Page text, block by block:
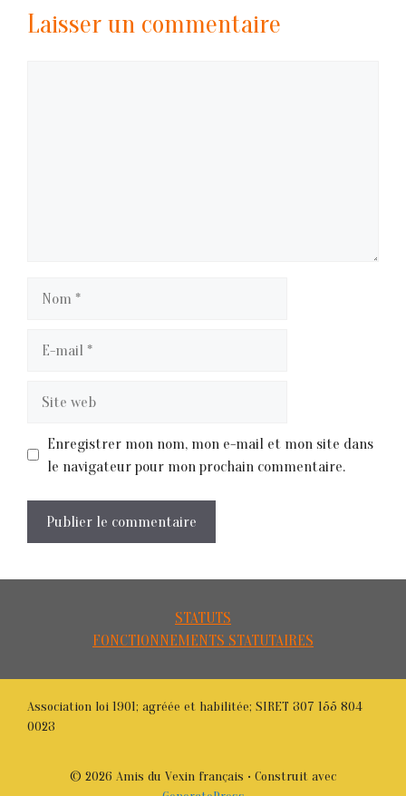
Laisser un commentaire
Enregistrer mon nom, mon e-mail et mon site dans
le navigateur pour mon prochain commentaire.
STATUTS
FONCTIONNEMENTS STATUTAIRES
Association loi 1901; agréée et habilitée; SIRET 307 155 804
0023
© 2026 Amis du Vexin français • Construit avec